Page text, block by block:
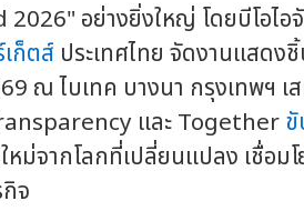
อย่างยิ่งใหญ่ โดยบีโอไ
ก็ตส์ ประเทศไทย จัดงานแสดง
ณ ไบเทค บางนา กรุงเทพฯ เ
และ Together
ม่จากโลกที่เปลี่ยนแปลง เชื่อม
จ